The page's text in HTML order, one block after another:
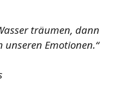
träumen, dann
Emotionen.“